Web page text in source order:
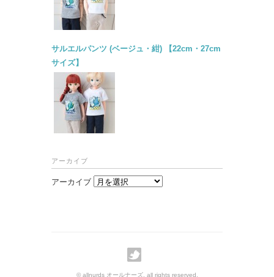
サルエルパンツ (ベージュ・紺) 【22cm・27cm
サイズ】
アーカイブ
アーカイブ
© allnurds オールナーズ. all rights reserved.